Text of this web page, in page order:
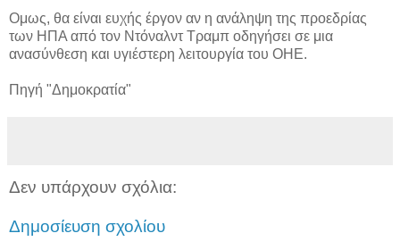
Ομως, θα είναι ευχής έργον αν η ανάληψη της προεδρίας
των ΗΠΑ από τον Ντόναλντ Τραμπ οδηγήσει σε μια
ανασύνθεση και υγιέστερη λειτουργία του ΟΗΕ.
Πηγή "Δημοκρατία"
Δεν υπάρχουν σχόλια:
Δημοσίευση σχολίου